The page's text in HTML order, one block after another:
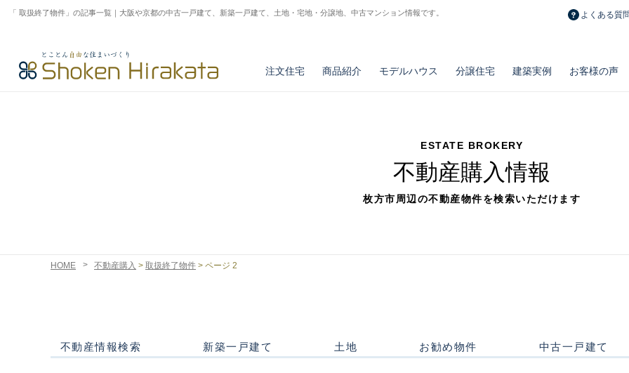
「 取扱終了物件」の記事一覧｜大阪や京都の中古一戸建て、新築一戸建て、土地・宅地・分譲地、中古マンション情報です。 よくある質
注文住宅 商品紹介 モデルハウス 分譲住宅 建築実例 お客様の声
ESTATE BROKERY
不動産購入情報
枚方市周辺の不動産物件を検索いただけます
HOME 不動産購入 > 取扱終了物件 > ページ 2
不動産情報検索 新築一戸建て 土地 お勧め物件 中古一戸建て